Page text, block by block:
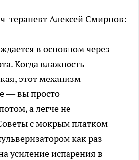
терапевт Алексей Смирнов:
в основном через
Когда влажность
этот механизм
— вы просто
а легче не
с мокрым платком
как раз
усиление испарения в